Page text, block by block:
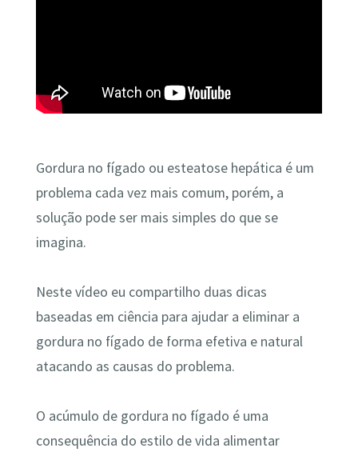
Gordura no fígado ou esteatose hepática é um
problema cada vez mais comum, porém, a
solução pode ser mais simples do que se
imagina.
Neste vídeo eu compartilho duas dicas
baseadas em ciência para ajudar a eliminar a
gordura no fígado de forma efetiva e natural
atacando as causas do problema.
O acúmulo de gordura no fígado é uma
consequência do estilo de vida alimentar